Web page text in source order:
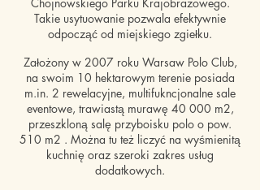
Takie usytuowanie pozwala efektywnie
odpocząć od miejskiego zgiełku.
Założony w 2007 roku Warsaw Polo Club,
na swoim 10 hektarowym terenie posiada
m.in. 2 rewelacyjne, multifukncjonalne sale
eventowe, trawiastą murawę 40 000 m2,
przeszkloną salę przyboisku polo o pow.
510 m2 . Można tu też liczyć na wyśmienitą
kuchnię oraz szeroki zakres usług
dodatkowych.